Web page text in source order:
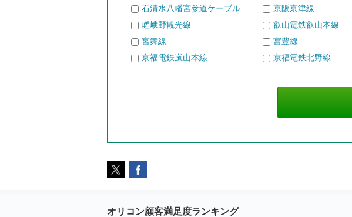
石清水八幡宮参道ケーブル
京阪京津線
嵯峨野観光線
叡山電鉄叡山本線
宮舞線
宮豊線
京福電鉄嵐山本線
京福電鉄北野線
オリコン顧客満足度ランキング